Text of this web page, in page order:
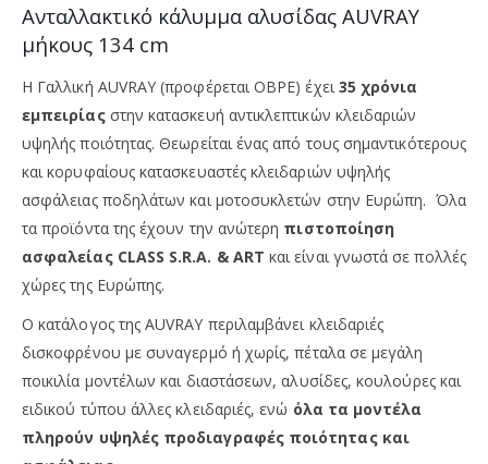
Ανταλλακτικό κάλυμμα αλυσίδας AUVRAY
μήκους 134 cm
Η Γαλλική AUVRAY (προφέρεται ΟΒΡΕ) έχει 35 χρόνια
εμπειρίαςστην κατασκευή αντικλεπτικών κλειδαριών
υψηλής ποιότητας. Θεωρείται ένας από τους σημαντικότερους
και κορυφαίους κατασκευαστές κλειδαριών υψηλής
ασφάλειας ποδηλάτων και μοτοσυκλετών στην Ευρώπη. Όλα
τα προϊόντα της έχουν την ανώτερη πιστοποίηση
ασφαλείας CLASS S.R.A. & ART και είναι γνωστά σε πολλές
χώρες της Ευρώπης.
Ο κατάλογος της AUVRAY περιλαμβάνει κλειδαριές
δισκοφρένου με συναγερμό ή χωρίς, πέταλα σε μεγάλη
ποικιλία μοντέλων και διαστάσεων, αλυσίδες, κουλούρες και
ειδικού τύπου άλλες κλειδαριές, ενώ όλα τα μοντέλα
πληρούν υψηλές προδιαγραφές ποιότητας και